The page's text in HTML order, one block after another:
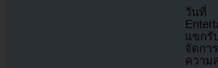
วันที่
แขกรั
จัดกา
ความ